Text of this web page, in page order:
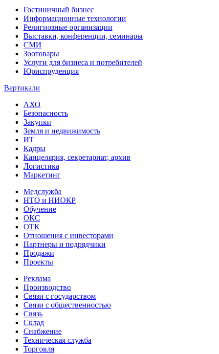
Гостиничный бизнес
Информационные технологии
Религиозные организации
Выставки, конференции, семинары
СМИ
Зоотовары
Услуги для бизнеса и потребителей
Юриспруденция
Вертикали
АХО
Безопасность
Закупки
Земля и недвижимость
ИТ
Кадры
Канцелярия, секретариат, архив
Логистика
Маркетинг
Медслужба
НТО и НИОКР
Обучение
ОКС
ОТК
Отношения с инвесторами
Партнеры и подрядчики
Продажи
Проекты
Реклама
Производство
Связи с государством
Связи с общественностью
Связь
Склад
Снабжение
Техническая служба
Торговля